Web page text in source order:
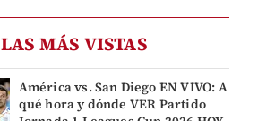
LAS MÁS VISTAS
América vs. San Diego EN VIVO: A
qué hora y dónde VER Partido